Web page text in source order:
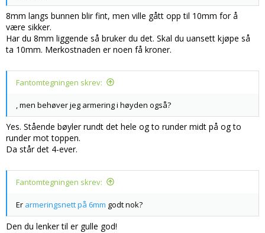
8mm langs bunnen blir fint, men ville gått opp til 10mm for å
være sikker.
Har du 8mm liggende så bruker du det. Skal du uansett kjøpe så
ta 10mm. Merkostnaden er noen få kroner.
Fantomtegningen skrev:
, men behøver jeg armering i høyden også?
Yes. Stående bøyler rundt det hele og to runder midt på og to
runder mot toppen.
Da står det 4-ever.
Fantomtegningen skrev:
Er armeringsnett på 6mm godt nok?
Den du lenker til er gulle god!